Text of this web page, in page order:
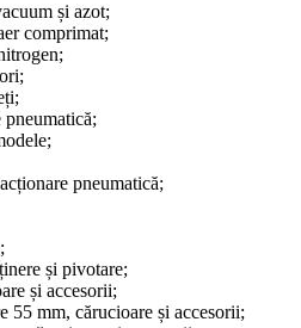
și azot;
comprimat;
pneumatică;
și pivotare;
și accesorii;
55 mm, cărucioare și accesorii;